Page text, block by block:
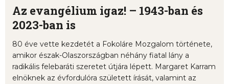
Az evangélium igaz! – 1943-ban és
2023-ban is
80 éve vette kezdetét a Fokoláre Mozgalom története,
amikor észak-Olaszországban néhány fiatal lány a
radikális felebaráti szeretet útjára lépett. Margaret Karram
elnöknek az évfordulóra született írását, valamint az